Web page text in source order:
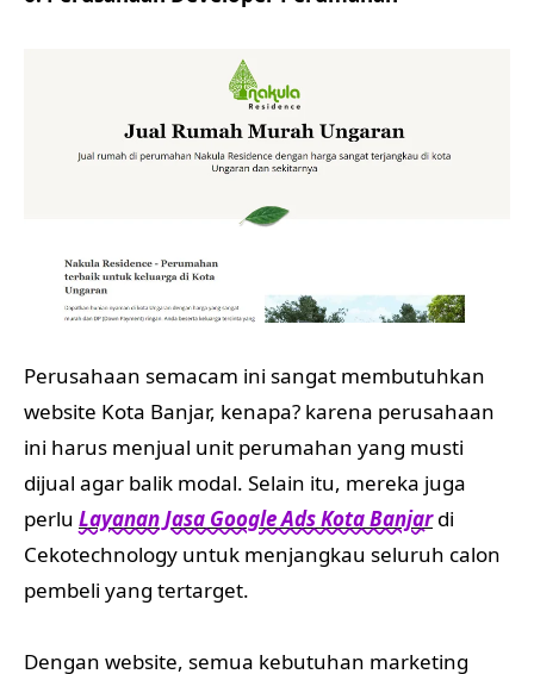
Perusahaan semacam ini sangat membutuhkan
website Kota Banjar, kenapa? karena perusahaan
ini harus menjual unit perumahan yang musti
dijual agar balik modal. Selain itu, mereka juga
perlu Layanan Jasa Google Ads Kota Banjardi
Cekotechnology untuk menjangkau seluruh calon
pembeli yang tertarget.
Dengan website, semua kebutuhan marketing